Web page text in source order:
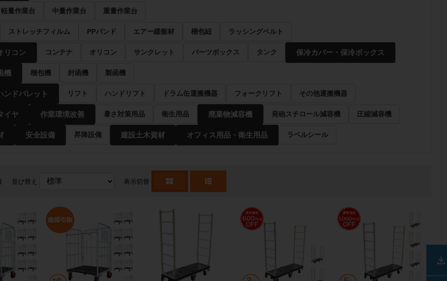
軽量作業台 中量作業台 重量作業台
ストレッチフィルム PPバンド エアー緩衝材 梱包紐 ラッシングベルト
リコン コンテナ オリコン サンクレット パーツボックス タンク 保冷カバー・保冷ボックス
機 梱包機 封函機 製函機
ンドパレット リフト ハンドリフト ドラム缶運搬機器 フォークリフト その他運搬機器
イヤ 作業環境改善 暑さ対策用品 衛生用品 廃棄物減容機 発砲スチロール減容機 圧縮減容機
安全設備 昇降設備 建設土木資材 オフィス用品・衛生用品 ラベルシール
並び替え 表示切替